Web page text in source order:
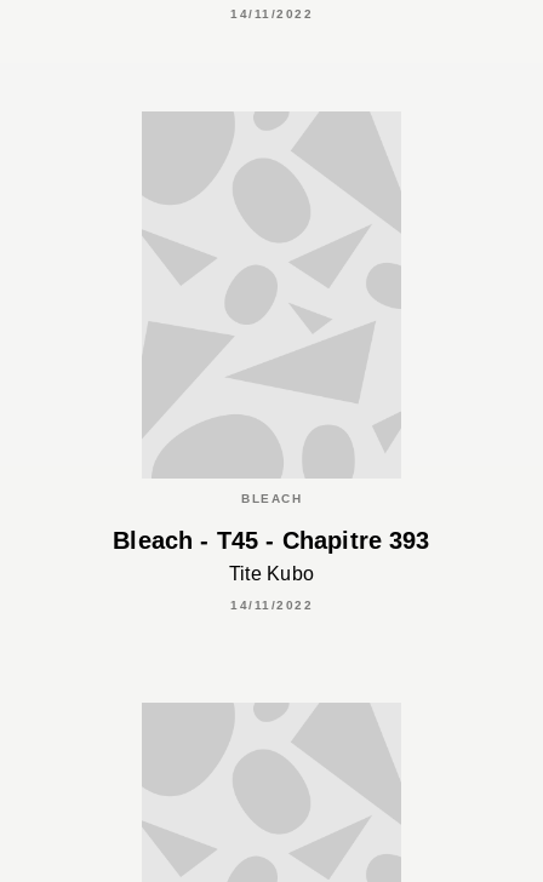
14/11/2022
BLEACH
Bleach - T45 - Chapitre 393
Tite Kubo
14/11/2022